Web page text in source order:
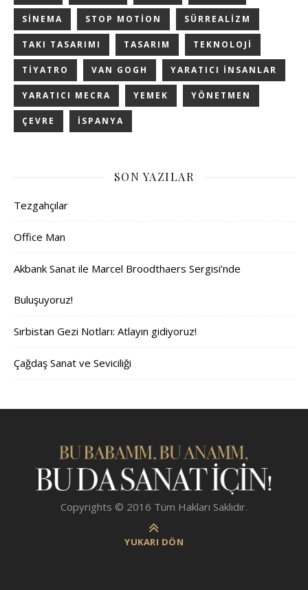
SINEMA STOP MOTION SÜRREALIZM
TAKI TASARIMI TASARIM TEKNOLOJI
TIYATRO VAN GOGH YARATICI INSANLAR
YARATICI MECRA YEMEK YÖNETMEN
ÇEVRE İSPANYA
SON YAZILAR
Tezgahçılar
Office Man
Akbank Sanat ile Marcel Broodthaers Sergisi’nde
Buluşuyoruz!
Sırbistan Gezi Notları: Atlayın gidiyoruz!
Çağdaş Sanat ve Seviciliği
Copyrights © 2016 Tüm Hakları Saklıdır.
YUKARI DÖN